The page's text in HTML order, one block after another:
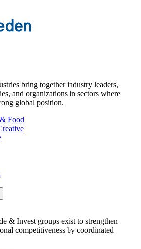
bring together industry leaders,
and organizations in sectors where
global position.
Food
& Invest groups exist to strengthen
competitiveness by coordinated